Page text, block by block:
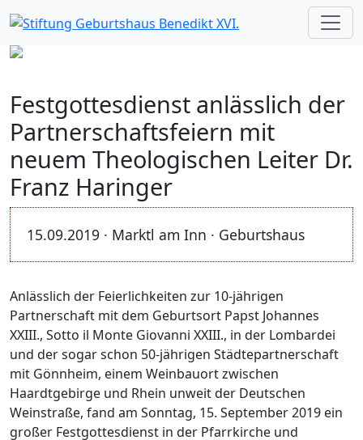
Festgottesdienst anlässlich der
Partnerschaftsfeiern mit
neuem Theologischen Leiter Dr.
Franz Haringer
15.09.2019 · Marktl am Inn · Geburtshaus
Anlässlich der Feierlichkeiten zur 10-jährigen
Partnerschaft mit dem Geburtsort Papst Johannes
XXIII., Sotto il Monte Giovanni XXIII., in der Lombardei
und der sogar schon 50-jährigen Städtepartnerschaft
mit Gönnheim, einem Weinbauort zwischen
Haardtgebirge und Rhein unweit der Deutschen
Weinstraße, fand am Sonntag, 15. September 2019 ein
großer Festgottesdienst in der Pfarrkirche und